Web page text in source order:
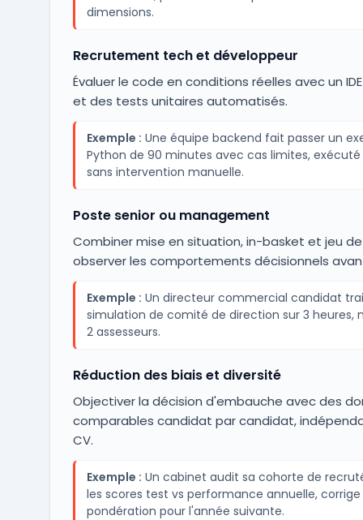
dimensions.
Recrutement tech et développeur
Évaluer le code en conditions réelles avec un
et des tests unitaires automatisés.
Exemple : Une équipe backend fait passer un
Python de 90 minutes avec cas limites,
sans intervention manuelle.
Poste senior ou management
Combiner mise en situation, in-basket et jeu
observer les comportements décisionnels
Exemple : Un directeur commercial candidat
simulation de comité de direction sur 3 heures,
2 assesseurs.
Réduction des biais et diversité
Objectiver la décision d'embauche avec des
comparables candidat par candidat,
CV.
Exemple : Un cabinet audit sa cohorte de
les scores test vs performance annuelle, corrige
pondération pour l'année suivante.